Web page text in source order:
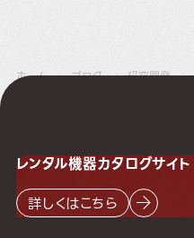
ホーム ブログ 研究開発
レンタル機器カタログサイト
詳しくはこちら